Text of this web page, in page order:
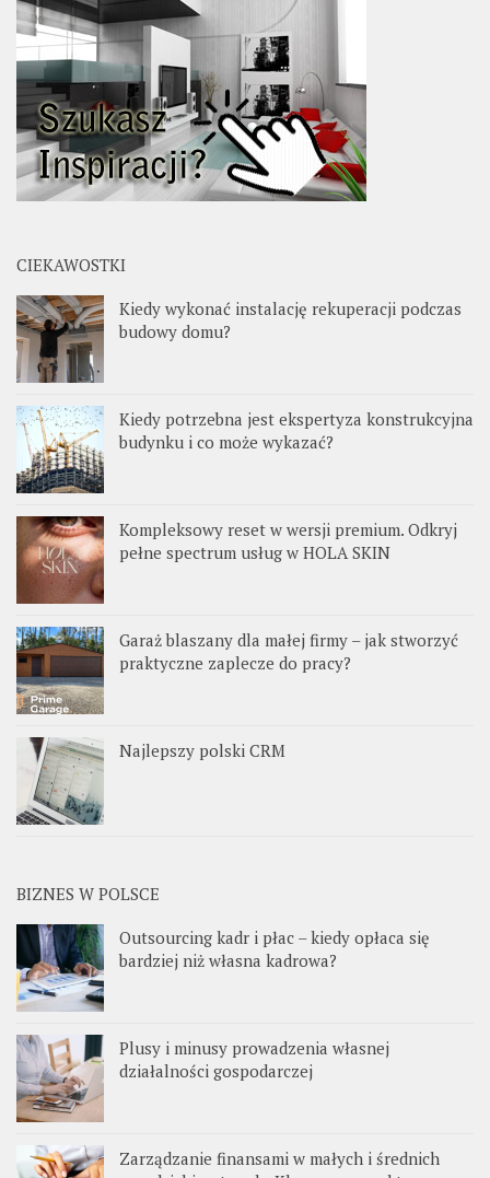
CIEKAWOSTKI
Kiedy wykonać instalację rekuperacji podczas
budowy domu?
Kiedy potrzebna jest ekspertyza konstrukcyjna
budynku i co może wykazać?
Kompleksowy reset w wersji premium. Odkryj
pełne spectrum usług w HOLA SKIN
Garaż blaszany dla małej firmy – jak stworzyć
praktyczne zaplecze do pracy?
Najlepszy polski CRM
BIZNES W POLSCE
Outsourcing kadr i płac – kiedy opłaca się
bardziej niż własna kadrowa?
Plusy i minusy prowadzenia własnej
działalności gospodarczej
Zarządzanie finansami w małych i średnich